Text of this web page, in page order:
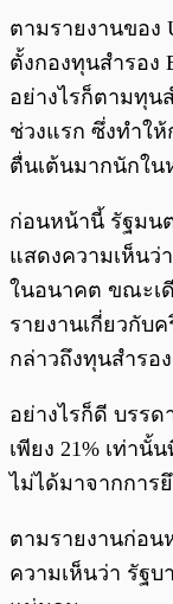
ตามรายงานของ
ตั้งกองทุนสำรอง
อย่างไรก็ตามทุน
ช่วงแรก ซึ่งทำใ
ตื่นเต้นมากนักใน
ก่อนหน้านี้ รัฐมนต
แสดงความเห็นว่
ในอนาคต ขณะเ
รายงานเกี่ยวกับ
กล่าวถึงทุนสำรอ
อย่างไรก็ดี บรรด
เพียง 21% เท่านั้
ไม่ได้มาจากการ
ตามรายงานก่อน
ความเห็นว่า รัฐบ